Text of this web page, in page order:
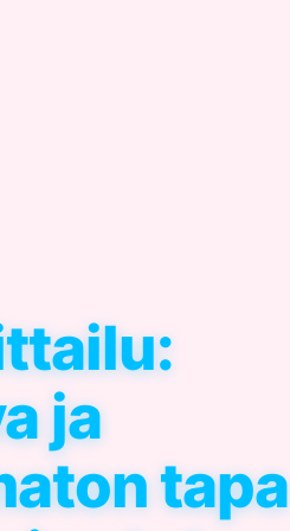
ja
tapa